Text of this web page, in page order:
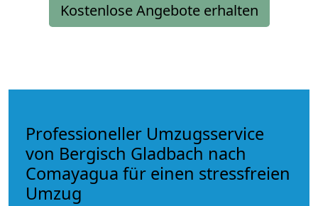
Kostenlose Angebote erhalten
Professioneller Umzugsservice
von Bergisch Gladbach nach
Comayagua für einen stressfreien
Umzug